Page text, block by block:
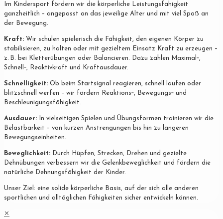
Im Kindersport fördern wir die körperliche Leistungsfähigkeit
ganzheitlich – angepasst an das jeweilige Alter und mit viel Spaß an
der Bewegung.
Kraft: Wir schulen spielerisch die Fähigkeit, den eigenen Körper zu
stabilisieren, zu halten oder mit gezieltem Einsatz Kraft zu erzeugen –
z. B. bei Kletterübungen oder Balancieren. Dazu zählen Maximal‐,
Schnell‐, Reaktivkraft und Kraftausdauer.
Schnelligkeit: Ob beim Startsignal reagieren, schnell laufen oder
blitzschnell werfen – wir fördern Reaktions‐, Bewegungs‐ und
Beschleunigungsfähigkeit.
Ausdauer: In vielseitigen Spielen und Übungsformen trainieren wir die
Belastbarkeit – von kurzen Anstrengungen bis hin zu längeren
Bewegungseinheiten.
Beweglichkeit: Durch Hüpfen, Strecken, Drehen und gezielte
Dehnübungen verbessern wir die Gelenkbeweglichkeit und fördern die
natürliche Dehnungsfähigkeit der Kinder.
Unser Ziel: eine solide körperliche Basis, auf der sich alle anderen
sportlichen und alltäglichen Fähigkeiten sicher entwickeln können.
✕